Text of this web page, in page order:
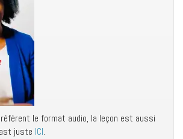
le format audio, la leçon est aussi
juste ICI.